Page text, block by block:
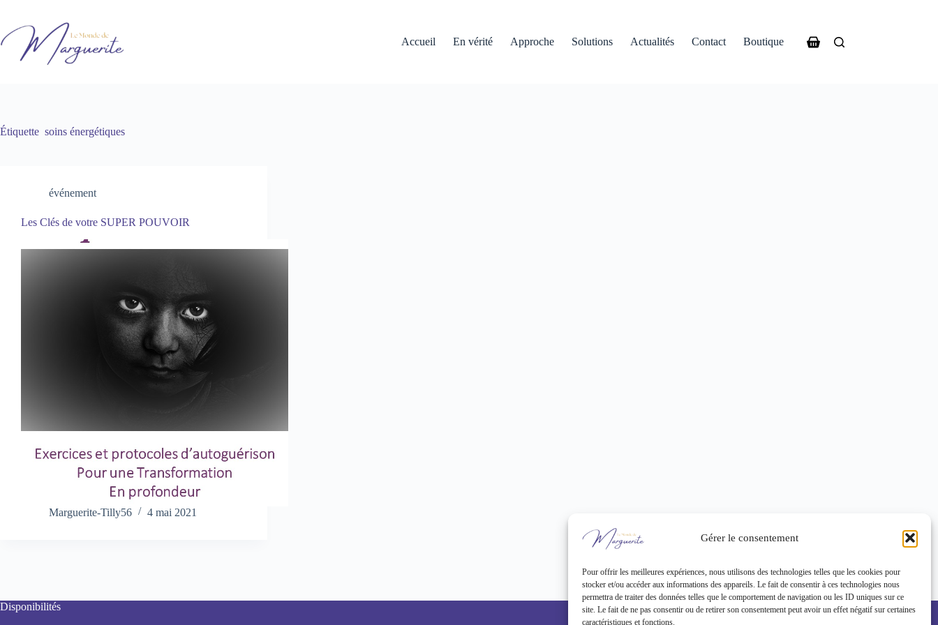
Gérer le consentement
Pour offrir les meilleures expériences, nous utilisons des technologies telles que les cookies pour
stocker et/ou accéder aux informations des appareils. Le fait de consentir à ces technologies nous
permettra de traiter des données telles que le comportement de navigation ou les ID uniques sur ce
site. Le fait de ne pas consentir ou de retirer son consentement peut avoir un effet négatif sur certaines
caractéristiques et fonctions.
contenu
Accueil
En vérité Approche Solutions Actualités Contact Boutique
Panier
Étiquette soins énergétiques
événement
Les Clés de votre SUPER POUVOIR
Marguerite-Tilly56 4 mai 2021
Disponibilités
Avançons ensemble vers votre transformation !